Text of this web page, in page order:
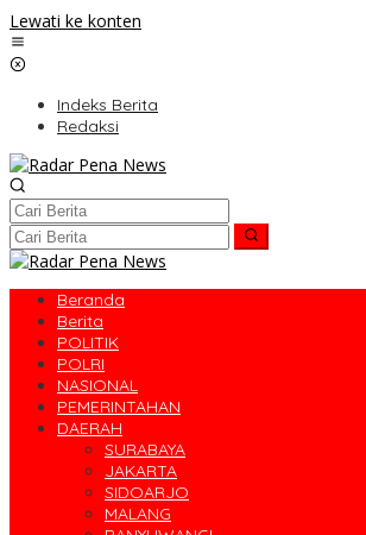
Lewati ke konten
Indeks Berita
Redaksi
Beranda
Berita
POLITIK
POLRI
NASIONAL
PEMERINTAHAN
DAERAH
SURABAYA
JAKARTA
SIDOARJO
MALANG